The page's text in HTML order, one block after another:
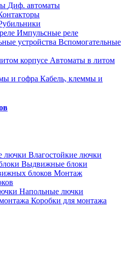
Диф. автоматы
Импульсные реле
Вспомогательные
Автоматы в литом
Кабель, клеммы и
Влагостойкие лючки
Выдвижные блоки
Монтаж
Напольные лючки
Коробки для монтажа